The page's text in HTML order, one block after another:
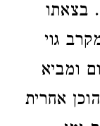
בצאתו
גוי
ומביא
אחרית